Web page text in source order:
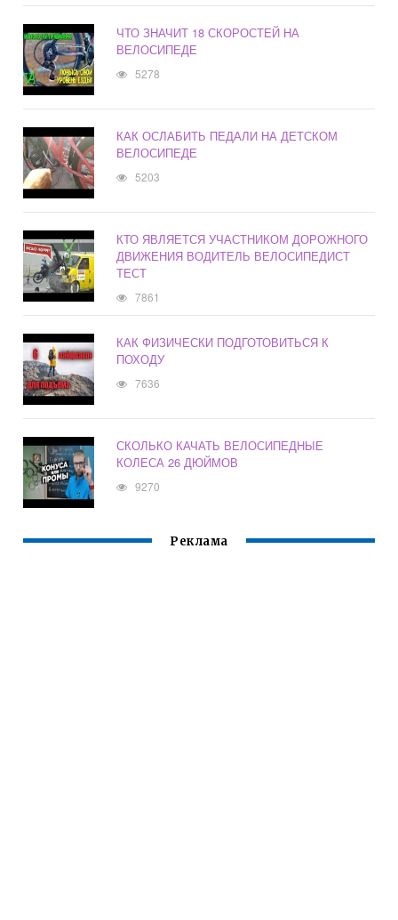
ЧТО ЗНАЧИТ 18 СКОРОСТЕЙ НА
ВЕЛОСИПЕДЕ
5278
КАК ОСЛАБИТЬ ПЕДАЛИ НА ДЕТСКОМ
ВЕЛОСИПЕДЕ
5203
КТО ЯВЛЯЕТСЯ УЧАСТНИКОМ ДОРОЖНОГО
ДВИЖЕНИЯ ВОДИТЕЛЬ ВЕЛОСИПЕДИСТ
ТЕСТ
7861
КАК ФИЗИЧЕСКИ ПОДГОТОВИТЬСЯ К
ПОХОДУ
7636
СКОЛЬКО КАЧАТЬ ВЕЛОСИПЕДНЫЕ
КОЛЕСА 26 ДЮЙМОВ
9270
Реклама